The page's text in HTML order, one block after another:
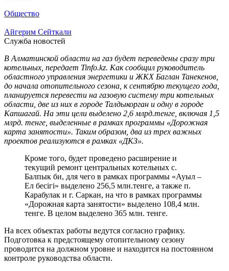
Общество
Айгерим Сейткали
Служба новостей
В Алматинской области на газ будет переведены сразу три
котельных, передает Tinfo.kz. Как сообщил руководитель
областного управления энергетики и ЖКХ Баглан Танекенов,
до начала отопительного сезона, к сентябрю текущего года,
планируется перевести на газовую систему три котельных
области, две из них в городе Талдыкорган и одну в городе
Капшагай. На эти цели выделено 2,6 млрд.тенге, включая 1,5
млрд. тенге, выделенные в рамках программы «Дорожная
карта занятости». Таким образом, два из трех важных
проектов реализуются в рамках «ДКЗ».
Кроме того, будет проведено расширение и
текущий ремонт центральных котельных с.
Балпык би, для чего в рамках программы «Ауыл –
Ел бесігі» выделено 256,5 млн.тенге, а также п.
Карабулак и г. Саркан, на что в рамках программы
«Дорожная карта занятости» выделено 108,4 млн.
тенге. В целом выделено 365 млн. тенге.
На всех объектах работы ведутся согласно графику.
Подготовка к предстоящему отопительному сезону
проводится на должном уровне и находится на постоянном
контроле руководства области.